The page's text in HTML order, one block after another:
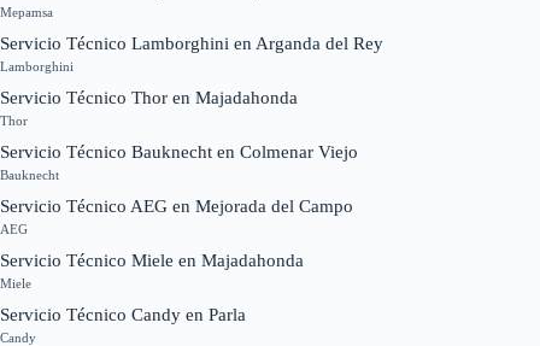
Mepamsa
Servicio Técnico Lamborghini en Arganda del Rey
Lamborghini
Servicio Técnico Thor en Majadahonda
Thor
Servicio Técnico Bauknecht en Colmenar Viejo
Bauknecht
Servicio Técnico AEG en Mejorada del Campo
AEG
Servicio Técnico Miele en Majadahonda
Miele
Servicio Técnico Candy en Parla
Candy